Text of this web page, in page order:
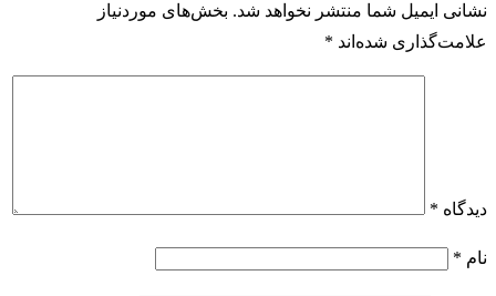
نشانی ایمیل شما منتشر نخواهد شد. بخش‌های موردنیاز
علامت‌گذاری شده‌اند *
دیدگاه *
نام *